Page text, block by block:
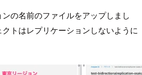
の名前のファイルをアップしまし
トはレプリケーションしないように